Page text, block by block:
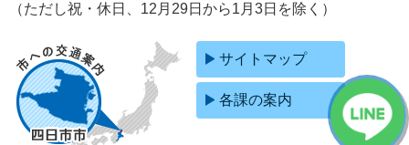
（ただし祝・休日、12月29日から1月3日を除く）
サイトマップ
各課の案内